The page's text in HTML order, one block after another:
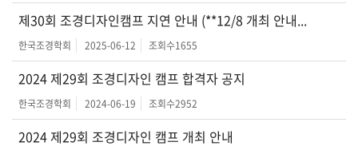
제30회 조경디자인캠프 지연 안내 (**12/8 개최 안내...
한국조경학회 2025-06-12 조회수1655
2024 제29회 조경디자인 캠프 합격자 공지
한국조경학회 2024-06-19 조회수2952
2024 제29회 조경디자인 캠프 개최 안내